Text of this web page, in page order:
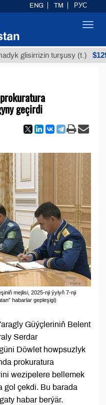
turşusy (t.) $12935,18
geçirdi
mejlisi, 2025-nji ýylyň 7-nji
habarlar gepleşigi)
Güýçleriniň Belent
Serdar
Döwlet howpsuzlyk
prokuratura
wezipelere bellemek
gol çekdi. Bu barada
habar berýär.
ENG TM РУС